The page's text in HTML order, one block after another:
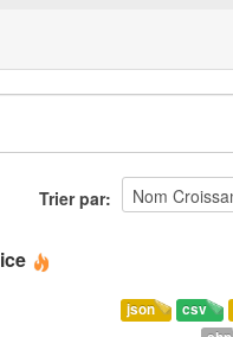
Trier par
csv
json